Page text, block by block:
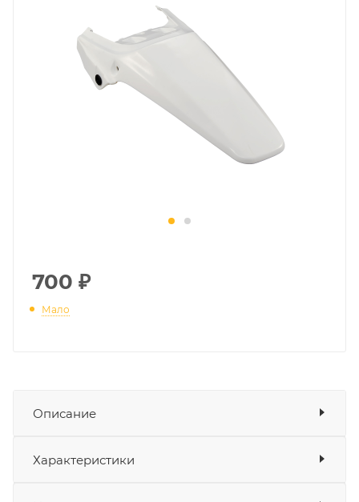
700 ₽
Мало
Описание
+KRZ Показать описание
Характеристики